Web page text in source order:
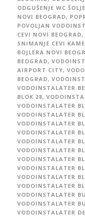
ODGUŠENJE WC
NOVI BEOGRAD,
POVOLJAN
CEVI NOVI BEOGRAD,
SNIMANJE CEVI
BOJLERA NOVI
BEOGRAD,
AIRPORT CITY,
BEOGRAD,
VODOINSTALATER
BLOK 28,
VODOINSTALATER
VODOINSTALATER
VODOINSTALATER
VODOINSTALATER
VODOINSTALATER
VODOINSTALATER
VODOINSTALATER
VODOINSTALATER
VODOINSTALATER
VODOINSTALATER
VODOINSTALATER
VODOINSTALATER
VODOINSTALATER